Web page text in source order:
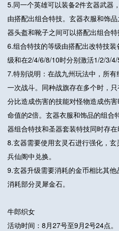
5.同一个英雄可以装备2件玄器武器
由搭配出组合特技。玄器衣服和饰
器头盔和靴子之间可以搭配出组合特
6.组合特技的等级由搭配出改特技
级和在2/4/6/8/10时分别激活1/2/3/4/
7.特别说明：在战九州玩法中，所
一次战斗。同种战旗存在多个时，
分比造成伤害的技能对怪物造成伤
命值的2倍。玄器衣服和饰品的组合
器组合特技和圣器套装特技同时存在
8.玄器需要使用玄灵石进行强化，
兵仙阁中兑换。
9.玄器升级需要消耗的金币相比其
消耗部分灵犀金石。
牛郎织女
活动时间：8月27号至9月2号24点。